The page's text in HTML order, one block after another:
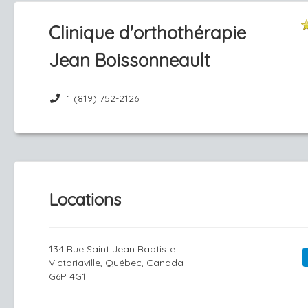
Clinique d'orthothérapie
Jean Boissonneault
1 (819) 752-2126
Locations
134 Rue Saint Jean Baptiste
Victoriaville, Québec, Canada
G6P 4G1